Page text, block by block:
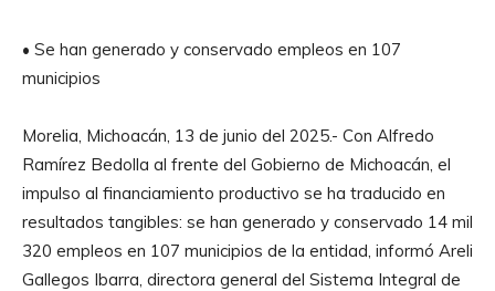
• Se han generado y conservado empleos en 107
municipios
Morelia, Michoacán, 13 de junio del 2025.- Con Alfredo
Ramírez Bedolla al frente del Gobierno de Michoacán, el
impulso al financiamiento productivo se ha traducido en
resultados tangibles: se han generado y conservado 14 mil
320 empleos en 107 municipios de la entidad, informó Areli
Gallegos Ibarra, directora general del Sistema Integral de